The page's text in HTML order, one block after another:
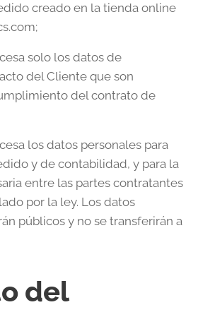
creado en la tienda online
solo los datos de
del Cliente que son
del contrato de
los datos personales para
y de contabilidad, y para la
entre las partes contratantes
por la ley. Los datos
públicos y no se transferirán a
del